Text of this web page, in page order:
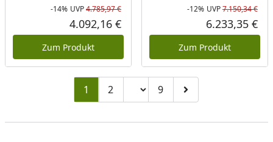
Rabatt in Prozent
-14%
Ursprünglicher Preis
UVP4.785,97 €
Aktueller Preis
4.092,16 €
Zum Produkt
-12% UVP7.150,34 €
6.233,35 €
Zum Produkt
1 Zu Seite 2
2 Seitenzahl ändern
Zu Seite 9
9 Zur nächsten Seite